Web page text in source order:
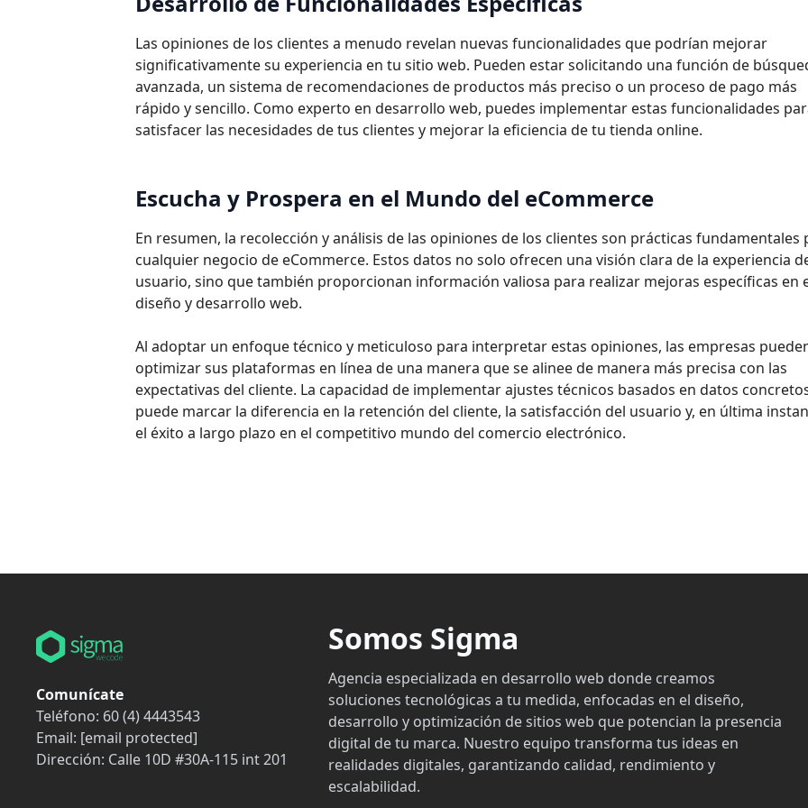
Las opiniones de los clientes a menudo revelan nuevas funcionalidades que podrían mejorar
significativamente su experiencia en tu sitio web. Pueden estar solicitando una función de
avanzada, un sistema de recomendaciones de productos más preciso o un proceso de pago más
rápido y sencillo. Como experto en desarrollo web, puedes implementar estas funcionalidades
satisfacer las necesidades de tus clientes y mejorar la eficiencia de tu tienda online.
Escucha y Prospera en el Mundo del eCommerce
En resumen, la recolección y análisis de las opiniones de los clientes son prácticas fundamentales
cualquier negocio de eCommerce. Estos datos no solo ofrecen una visión clara de la experiencia
usuario, sino que también proporcionan información valiosa para realizar mejoras específicas en
diseño y desarrollo web.
Al adoptar un enfoque técnico y meticuloso para interpretar estas opiniones, las empresas
optimizar sus plataformas en línea de una manera que se alinee de manera más precisa con las
expectativas del cliente. La capacidad de implementar ajustes técnicos basados en datos
puede marcar la diferencia en la retención del cliente, la satisfacción del usuario y, en última
el éxito a largo plazo en el competitivo mundo del comercio electrónico.
Comunícate
Teléfono: 60 (4) 4443543
Email: [email protected]
Dirección: Calle 10D #30A-115 int 201
Somos Sigma
Agencia especializada en desarrollo web donde creamos
soluciones tecnológicas a tu medida, enfocadas en el diseño,
desarrollo y optimización de sitios web que potencian la presencia
digital de tu marca. Nuestro equipo transforma tus ideas en
realidades digitales, garantizando calidad, rendimiento y
escalabilidad.